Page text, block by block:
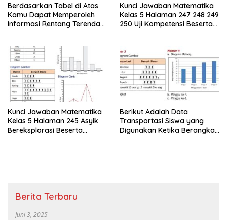
Berdasarkan Tabel di Atas
Kamu Dapat Memperoleh
Informasi Rentang Terendah
Kunci Jawaban Matematika
Kelas 5 Halaman 247 248 249
250 Uji Kompetensi Beserta
Kunci Jawaban Matematika
Kelas 5 Halaman 245 Asyik
Bereksplorasi Beserta
Berikut Adalah Data
Transportasi Siswa yang
Digunakan Ketika Berangkat
Berita Terbaru
Juni 3, 2025